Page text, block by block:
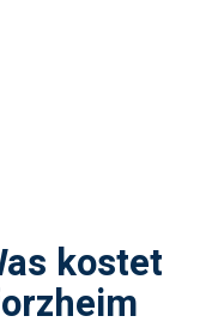
kostet